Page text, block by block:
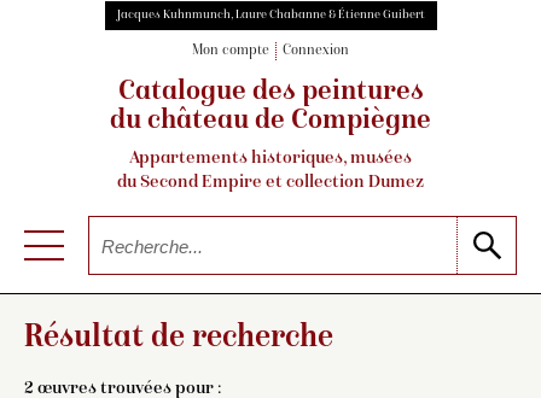
Jacques Kuhnmunch, Laure Chabanne & Étienne Guibert
Mon compte Connexion
Catalogue des peintures
du château de Compiègne
Appartements historiques, musées
du Second Empire et collection Dumez
Résultat de recherche
2 œuvres trouvées pour :